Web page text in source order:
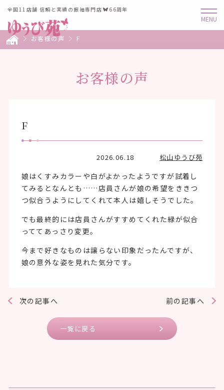
全国11店舗 信頼と実績の振袖専門店 66周年
お客様の声 F
お客様の声
F
2026.06.18 松山ゆうび苑
娘はくすみカラーや白がよかったようですが試着し
てみるとなんとも……店員さんが娘の希望をききつ
つ似合うようにしてくれて本人は嬉しそうでした。
でも最終的には店員さんがすすめてくれた緑が似合
っててあっさり変更。
今まで好きなものは譲らない印象だったんですが、
娘の意外な姿を見れた気分です。
前の記事へ
次の記事へ
一覧に戻る